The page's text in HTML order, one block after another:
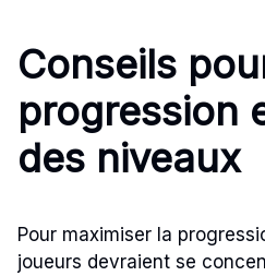
Conseils
progression
des niveaux
Pour maximiser la
joueurs devraient se